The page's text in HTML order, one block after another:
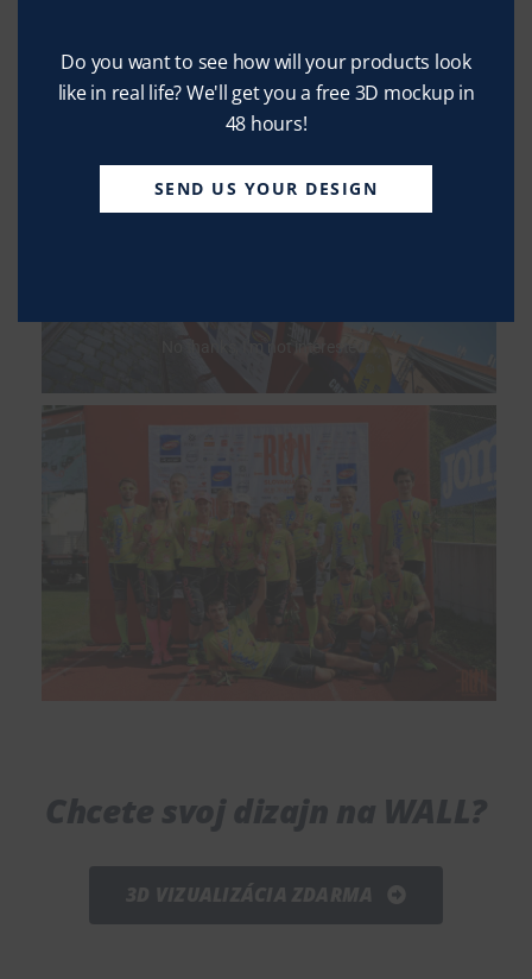
Chcete svoj dizajn na WALL?
3D VIZUALIZÁCIA ZDARMA
Do you want to see how will your products look
like in real life? We'll get you a free 3D mockup in
48 hours!
SEND US YOUR DESIGN